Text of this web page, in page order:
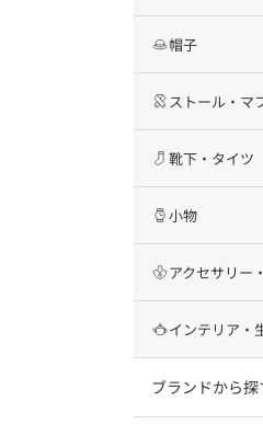
帽子
ストール・マ
靴下・タイツ
小物
アクセサリー
インテリア・
ブランドから探